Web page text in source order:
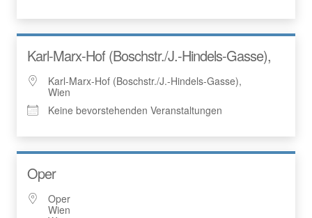
Karl-Marx-Hof (Boschstr./J.-Hindels-Gasse),
Karl-Marx-Hof (Boschstr./J.-Hindels-Gasse),
Wien
Keine bevorstehenden Veranstaltungen
Oper
Oper
Wien